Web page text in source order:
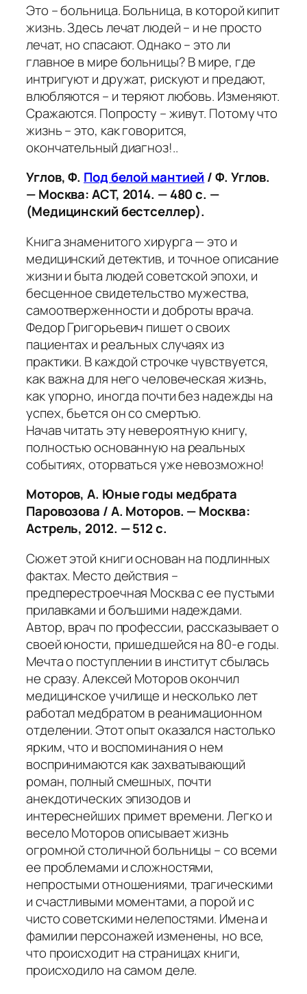
Это – больница. Больница, в которой кипит
жизнь. Здесь лечат людей – и не просто
лечат, но спасают. Однако – это ли
главное в мире больницы? В мире, где
интригуют и дружат, рискуют и предают,
влюбляются – и теряют любовь. Изменяют.
Сражаются. Попросту – живут. Потому что
жизнь – это, как говорится,
окончательный диагноз!..
Углов, Ф. Под белой мантией / Ф. Углов.
— Москва: АСТ, 2014. — 480 с. —
(Медицинский бестселлер).
Книга знаменитого хирурга — это и
медицинский детектив, и точное описание
жизни и быта людей советской эпохи, и
бесценное свидетельство мужества,
самоотверженности и доброты врача.
Федор Григорьевич пишет о своих
пациентах и реальных случаях из
практики. В каждой строчке чувствуется,
как важна для него человеческая жизнь,
как упорно, иногда почти без надежды на
успех, бьется он со смертью.
Начав читать эту невероятную книгу,
полностью основанную на реальных
событиях, оторваться уже невозможно!
Моторов, А. Юные годы медбрата
Паровозова / А. Моторов. — Москва:
Астрель, 2012. — 512 с.
Сюжет этой книги основан на подлинных
фактах. Место действия –
предперестроечная Москва с ее пустыми
прилавками и большими надеждами.
Автор, врач по профессии, рассказывает о
своей юности, пришедшейся на 80-е годы.
Мечта о поступлении в институт сбылась
не сразу. Алексей Моторов окончил
медицинское училище и несколько лет
работал медбратом в реанимационном
отделении. Этот опыт оказался настолько
ярким, что и воспоминания о нем
воспринимаются как захватывающий
роман, полный смешных, почти
анекдотических эпизодов и
интереснейших примет времени. Легко и
весело Моторов описывает жизнь
огромной столичной больницы – со всеми
ее проблемами и сложностями,
непростыми отношениями, трагическими
и счастливыми моментами, а порой и с
чисто советскими нелепостями. Имена и
фамилии персонажей изменены, но все,
что происходит на страницах книги,
происходило на самом деле.